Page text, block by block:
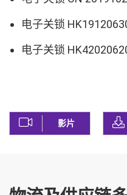
电子关锁
电子关锁
影片